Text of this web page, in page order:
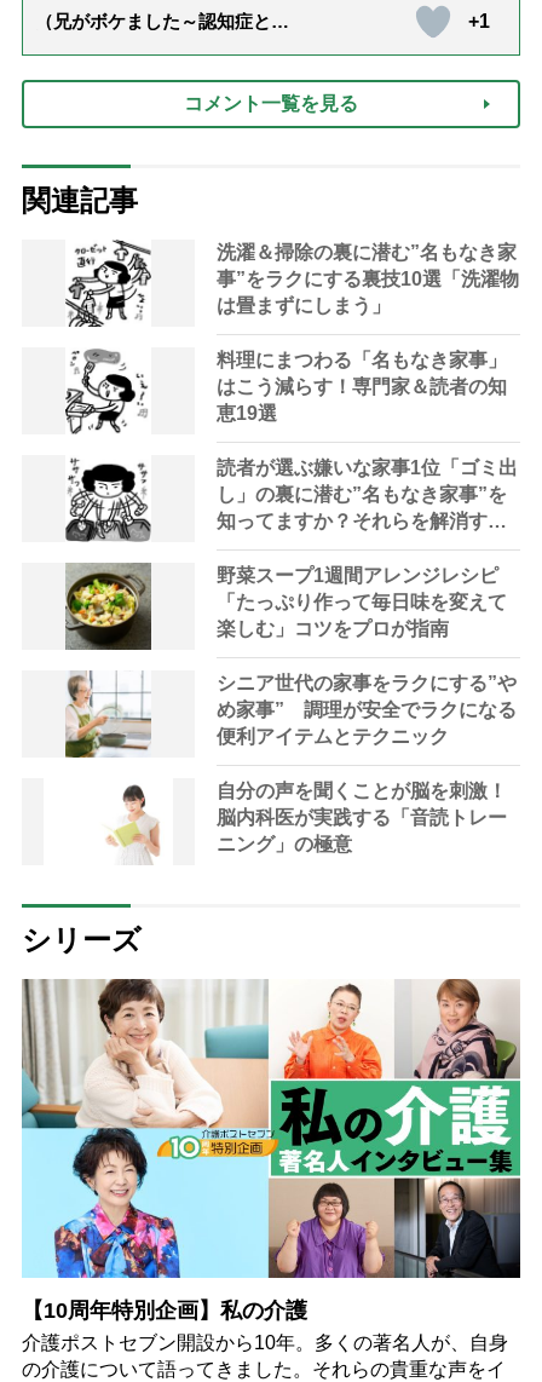
（兄がボケました～認知症と介
達』が届きました」）
+1
コメント一覧を見る
関連記事
洗濯＆掃除の裏に潜む”名もなき家
事”をラクにする裏技10選「洗濯物
は畳まずにしまう」
料理にまつわる「名もなき家事」
はこう減らす！専門家＆読者の知
恵19選
読者が選ぶ嫌いな家事1位「ゴミ出
し」の裏に潜む”名もなき家事”を
知ってますか？それらを解消する
裏技14選
野菜スープ1週間アレンジレシピ
「たっぷり作って毎日味を変えて
楽しむ」コツをプロが指南
シニア世代の家事をラクにする”や
め家事” 調理が安全でラクになる
便利アイテムとテクニック
自分の声を聞くことが脳を刺激！
脳内科医が実践する「音読トレー
ニング」の極意
シリーズ
【10周年特別企画】私の介護
介護ポストセブン開設から10年。多くの著名人が、自身
の介護について語ってきました。それらの貴重な声をイ